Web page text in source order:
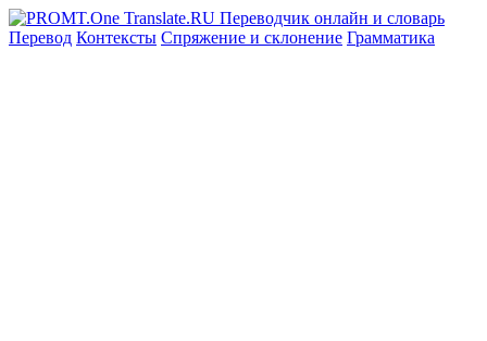
Перевод Контексты Спряжение и склонение Грамматика